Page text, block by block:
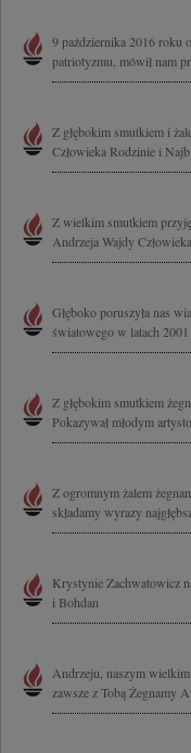
9 października 2016 roku
patriotyzmu, mówił nam
Z głębokim smutkiem i
Człowieka Rodzinie i
Z wielkim smutkiem
Andrzeja Wajdy
Głęboko poruszyła nas
światowego w latach 2001
Z głębokim smutkiem
Pokazywał młodym
Z ogromnym żalem
składamy wyrazy
Krystynie Zachwatowicz
i Bohdan
Andrzeju, naszym
zawsze z Tobą Żegnamy